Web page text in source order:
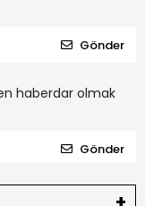
Gönder
haberdar olmak
Gönder